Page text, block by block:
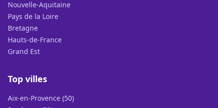
Nouvelle-Aquitaine
Pays de la Loire
Bretagne
Hauts-de-France
Grand Est
Top villes
Aix-en-Provence (50)